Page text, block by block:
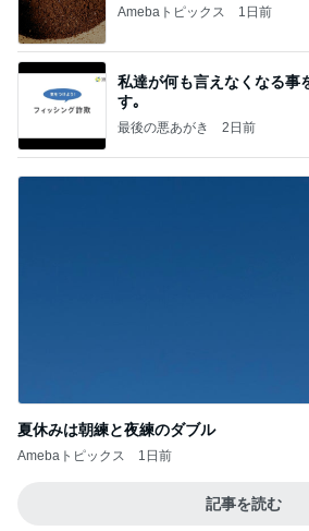
Amebaトピックス 1日前
私達が何も言えなくなる事
す｡
最後の悪あがき 2日前
夏休みは朝練と夜練のダブル
Amebaトピックス 1日前
記事を読む